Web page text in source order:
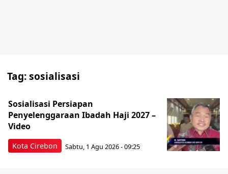
Tag:sosialisasi
Kota Cirebon
Sosialisasi Persiapan
Penyelenggaraan Ibadah Haji 2027 –
Video
Sabtu, 1 Agu 2026 - 09:25